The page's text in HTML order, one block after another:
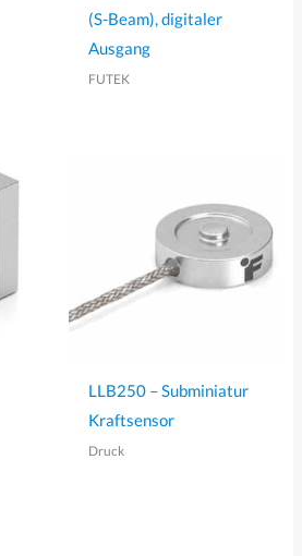
(S-Beam), digitaler
Ausgang
FUTEK
LLB250 – Subminiatur
Kraftsensor
Druck